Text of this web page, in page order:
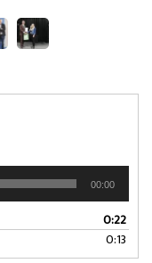
00:00
0:22
0:13